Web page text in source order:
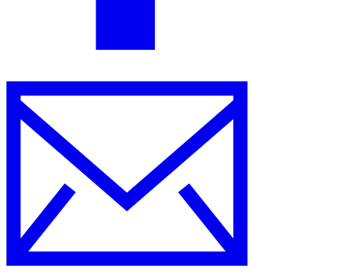
Nuestros autores
Conviértase en colaborador